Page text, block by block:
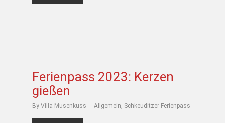
Ferienpass 2023: Kerzen
gießen
By Villa Musenkuss Allgemein, Schkeuditzer Ferienpass